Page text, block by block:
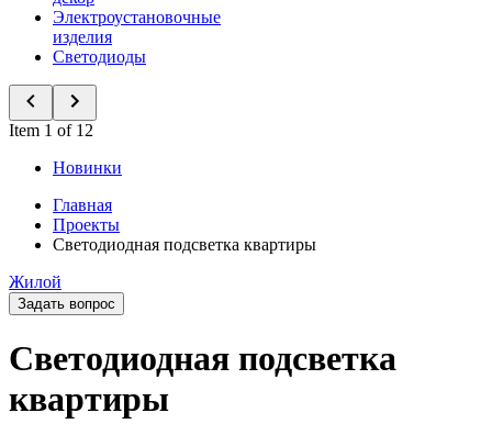
Электроустановочные
изделия
Светодиоды
Item 1 of 12
Новинки
Главная
Проекты
Светодиодная подсветка квартиры
Жилой
Задать вопрос
Светодиодная подсветка
квартиры